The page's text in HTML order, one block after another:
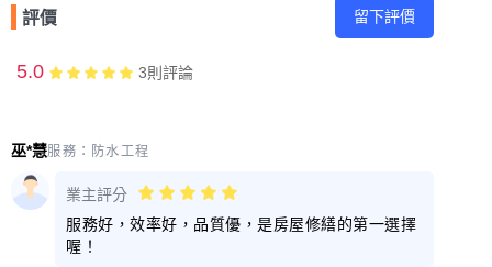
評價 留下評價
5.0 3則評論
巫*慧服務： 防水工程
業主評分
服務好，效率好，品質優，是房屋修繕的第一選擇
喔！